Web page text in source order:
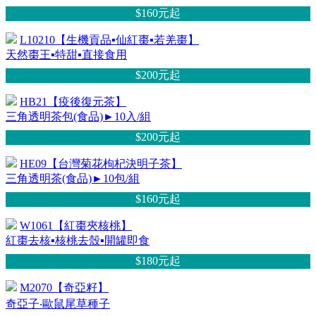
$160元起
L10210【生機貢品▪仙紅棗▪若羌棗】
天然棗王▪特甜▪直接食用
$200元起
HB21【疫後復元茶】
三角透明茶包(食品)►10入/組
$200元起
HE09【台灣菊花枸杞決明子茶】
三角透明茶(食品)►10包/組
$160元起
W1061【紅棗夾核桃】
紅棗去核▪核桃去殼▪開罐即食
$180元起
M2070【奇亞籽】
奇亞子‧歐鼠尾草種子